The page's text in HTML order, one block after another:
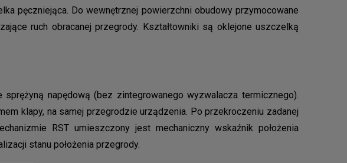
pęczniejąca. Do wewnętrznej powierzchni obudowy przymocowane
ruch obracanej przegrody. Kształtowniki są oklejone uszczelką
napędową (bez zintegrowanego wyzwalacza termicznego).
klapy, na samej przegrodzie urządzenia. Po przekroczeniu zadanej
RST umieszczony jest mechaniczny wskaźnik położenia
stanu położenia przegrody.